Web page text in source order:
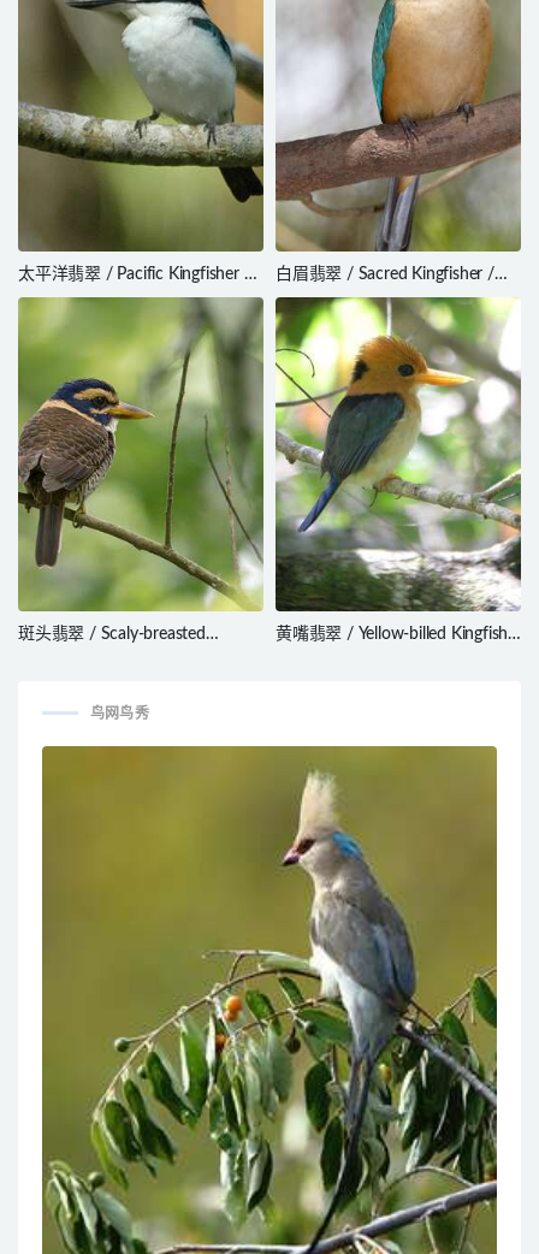
太平洋翡翠 / Pacific Kingfisher /
Todiramphus sacer
白眉翡翠 / Sacred Kingfisher /
Todiramphus sanctus
斑头翡翠 / Scaly-breasted
黄嘴翡翠 / Yellow-billed Kingfisher
鸟网鸟秀